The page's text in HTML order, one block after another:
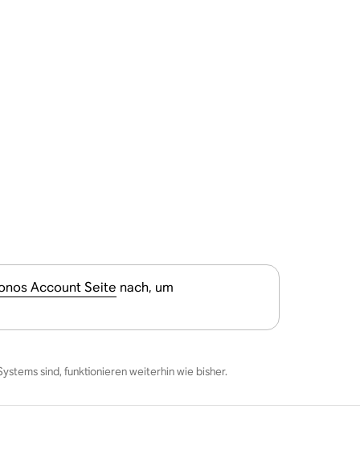
Account Seite nach, um
sind, funktionieren weiterhin wie bisher.